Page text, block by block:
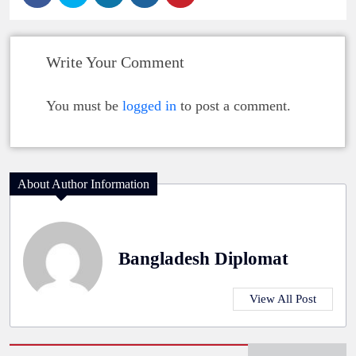
Write Your Comment
You must be logged in to post a comment.
About Author Information
Bangladesh Diplomat
View All Post